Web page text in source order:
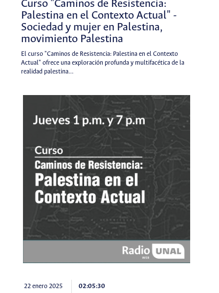
Curso "Caminos de Resistencia:
Palestina en el Contexto Actual" -
Sociedad y mujer en Palestina,
movimiento Palestina
El curso "Caminos de Resistencia: Palestina en el Contexto
Actual" ofrece una exploración profunda y multifacética de la
realidad palestina…
22 enero 2025 02:05:30